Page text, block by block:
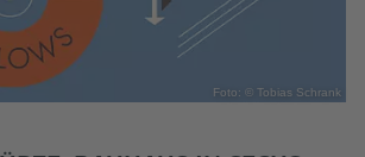
Foto: © Tobias Schrank